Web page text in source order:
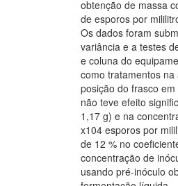
obtenção de massa
de esporos por
Os dados foram
variância e a testes
e coluna do
como tratamentos
posição do frasco
não teve efeito
1,17 g) e na
x104 esporos por
de 12 % no
concentração de
usando pré-inóculo